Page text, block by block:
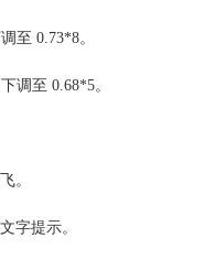
至 0.73*8。
调至 0.68*5。
。
字提示。